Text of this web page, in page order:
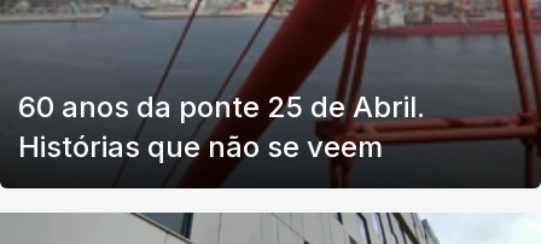
60 anos da ponte 25 de Abril.
Histórias que não se veem